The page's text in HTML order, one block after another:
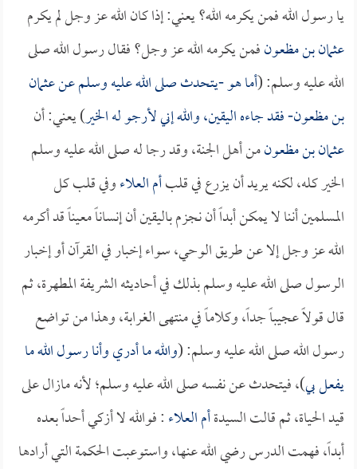
يا رسول الله فمن يكرمه الله؟ يعني: إذا كان الله عز وجل لم يكرم
عثمان بن مظعونفمن يكرمه الله عز وجل؟ فقال رسول الله صلى
الله عليه وسلم: (أما هو -يتحدث صلى الله عليه وسلم عنعثمان
بن مظعون- فقد جاءه اليقين، والله إني لأرجو له الخير) يعني: أن
عثمان بن مظعونمن أهل الجنة، وقد رجا له صلى الله عليه وسلم
الخير كله، لكنه يريد أن يزرع في قلبأم العلاءوفي قلب كل
المسلمين أننا لا يمكن أبداً أن نجزم باليقين أن إنساناً معيناً قد أكرمه
الله عز وجل إلا عن طريق الوحي، سواء إخبار في القرآن أو إخبار
الرسول صلى الله عليه وسلم بذلك في أحاديثه الشريفة المطهرة، ثم
قال قولاً عجيباً جداً، وكلاماً في منتهى الغرابة، وهذا من تواضع
رسول الله صلى الله عليه وسلم: (والله ما أدري وأنا رسول الله ما
يفعل بي)، فيتحدث عن نفسه صلى الله عليه وسلم؛ لأنه مازال على
قيد الحياة، ثم قالت السيدةأم العلاء: فوالله لا أزكي أحداً بعده
أبداً، فهمت الدرس رضي الله عنها، واستوعبت الحكمة التي أرادها